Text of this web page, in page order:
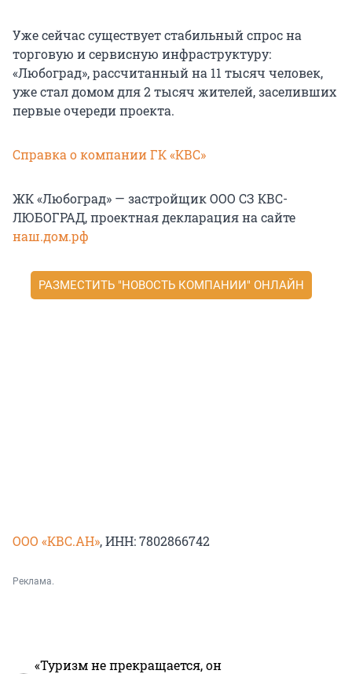
Уже сейчас существует стабильный спрос на
торговую и сервисную инфраструктуру:
«Любоград», рассчитанный на 11 тысяч человек,
уже стал домом для 2 тысяч жителей, заселивших
первые очереди проекта.
Справка о компании ГК «КВС»
ЖК «Любоград» — застройщик ООО СЗ КВС-
ЛЮБОГРАД, проектная декларация на сайте
наш.дом.рф
РАЗМЕСТИТЬ "НОВОСТЬ КОМПАНИИ" ОНЛАЙН
ООО «КВС.АН», ИНН: 7802866742
Реклама.
«Туризм не прекращается, он